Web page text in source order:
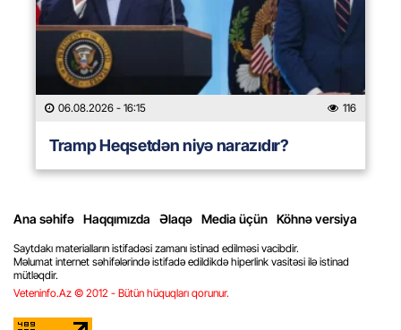
06.08.2026 - 16:15 116
Tramp Heqsetdən niyə narazıdır?
Ana səhifə Haqqımızda Əlaqə Media üçün Köhnə versiya
Saytdakı materialların istifadəsi zamanı istinad edilməsi vacibdir.
Məlumat internet səhifələrində istifadə edildikdə hiperlink vasitəsi ilə istinad
mütləqdir.
Veteninfo.Az © 2012 - Bütün hüquqları qorunur.